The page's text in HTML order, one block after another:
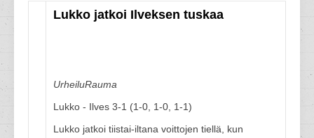
Lukko jatkoi Ilveksen tuskaa
UrheiluRauma
Lukko - Ilves 3-1 (1-0, 1-0, 1-1)
Lukko jatkoi tiistai-iltana voittojen tiellä, kun